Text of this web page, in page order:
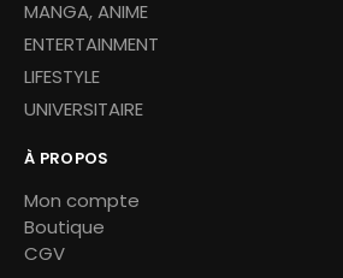
MANGA, ANIME
ENTERTAINMENT
LIFESTYLE
UNIVERSITAIRE
À PROPOS
Mon compte
Boutique
CGV